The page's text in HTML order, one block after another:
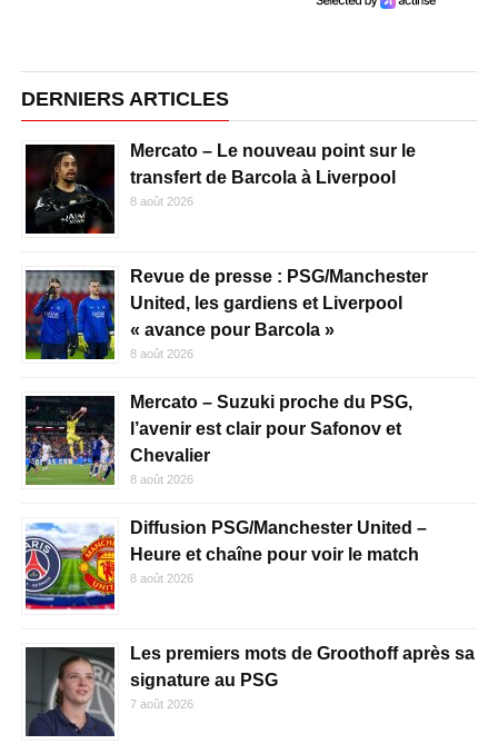
DERNIERS ARTICLES
Mercato – Le nouveau point sur le
transfert de Barcola à Liverpool
8 août 2026
Revue de presse : PSG/Manchester
United, les gardiens et Liverpool
« avance pour Barcola »
8 août 2026
Mercato – Suzuki proche du PSG,
l’avenir est clair pour Safonov et
Chevalier
8 août 2026
Diffusion PSG/Manchester United –
Heure et chaîne pour voir le match
8 août 2026
Les premiers mots de Groothoff après sa
signature au PSG
7 août 2026